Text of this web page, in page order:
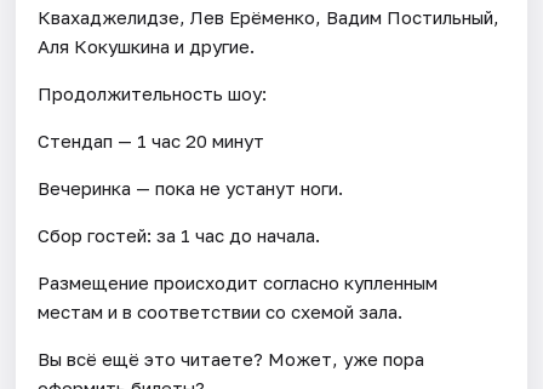
Квахаджелидзе, Лев Ерёменко, Вадим Постильный,
Аля Кокушкина и другие.
Продолжительность шоу:
Стендап — 1 час 20 минут
Вечеринка — пока не устанут ноги.
Сбор гостей: за 1 час до начала.
Размещение происходит согласно купленным
местам и в соответствии со схемой зала.
Вы всё ещё это читаете? Может, уже пора